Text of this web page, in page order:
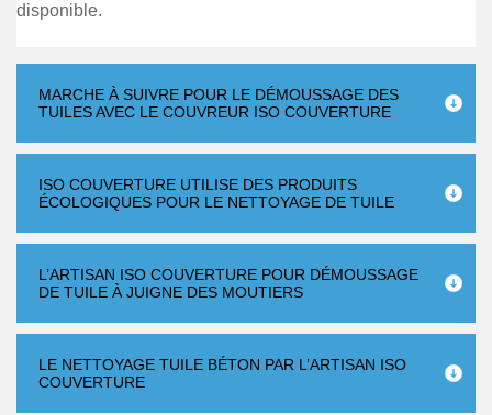
disponible.
MARCHE À SUIVRE POUR LE DÉMOUSSAGE DES
TUILES AVEC LE COUVREUR ISO COUVERTURE
ISO COUVERTURE UTILISE DES PRODUITS
ÉCOLOGIQUES POUR LE NETTOYAGE DE TUILE
L’ARTISAN ISO COUVERTURE POUR DÉMOUSSAGE
DE TUILE À JUIGNE DES MOUTIERS
LE NETTOYAGE TUILE BÉTON PAR L’ARTISAN ISO
COUVERTURE